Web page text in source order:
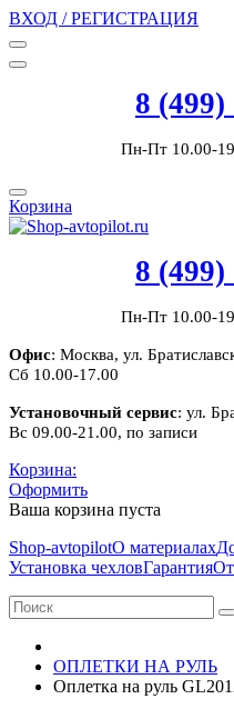
ВХОД / РЕГИСТРАЦИЯ
8 (499)
Пн-Пт 10.00-
Корзина
8 (499)
Пн-Пт 10.00-
Офис: Москва, ул.
Сб 10.00-17.00
Установочный сервис: ул.
Вс 09.00-21.00, по записи
Корзина:
Оформить
Ваша корзина пуста
Shop-avtopilotО материалах
Установка чехловГарантия
ОПЛЕТКИ НА РУЛЬ
Оплетка на руль